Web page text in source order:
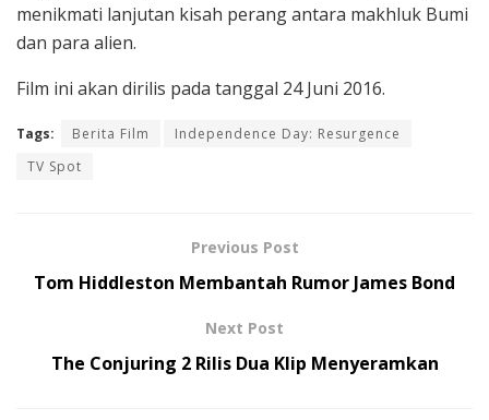
menikmati lanjutan kisah perang antara makhluk Bumi
dan para alien.
Film ini akan dirilis pada tanggal 24 Juni 2016.
Tags: Berita Film
Independence Day: Resurgence
TV Spot
Previous Post
Tom Hiddleston Membantah Rumor James Bond
Next Post
The Conjuring 2 Rilis Dua Klip Menyeramkan